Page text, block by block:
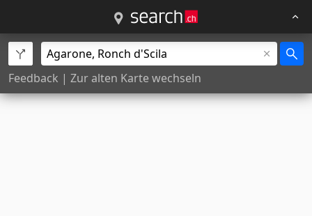
Feedback | Zur alten Karte wechseln